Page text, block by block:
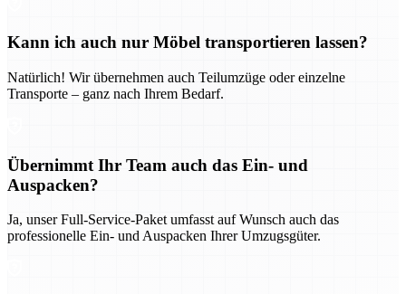
Kann ich auch nur Möbel transportieren lassen?
Natürlich! Wir übernehmen auch Teilumzüge oder einzelne
Transporte – ganz nach Ihrem Bedarf.
Übernimmt Ihr Team auch das Ein- und
Auspacken?
Ja, unser Full-Service-Paket umfasst auf Wunsch auch das
professionelle Ein- und Auspacken Ihrer Umzugsgüter.